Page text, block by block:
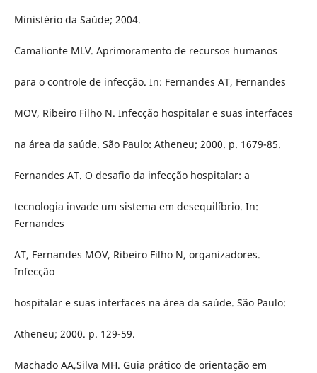
Ministério da Saúde; 2004.
Camalionte MLV. Aprimoramento de recursos humanos
para o controle de infecção. In: Fernandes AT, Fernandes
MOV, Ribeiro Filho N. Infecção hospitalar e suas interfaces
na área da saúde. São Paulo: Atheneu; 2000. p. 1679-85.
Fernandes AT. O desafio da infecção hospitalar: a
tecnologia invade um sistema em desequilíbrio. In:
Fernandes
AT, Fernandes MOV, Ribeiro Filho N, organizadores.
Infecção
hospitalar e suas interfaces na área da saúde. São Paulo:
Atheneu; 2000. p. 129-59.
Machado AA,Silva MH. Guia prático de orientação em